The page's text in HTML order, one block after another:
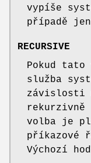
vypíše
případě
RECURSIVE
Pokud
služba
závislosti
rekurzivně
volba je
příkazové
Výchozí